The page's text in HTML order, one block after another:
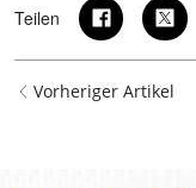
Teilen
Vorheriger Artikel